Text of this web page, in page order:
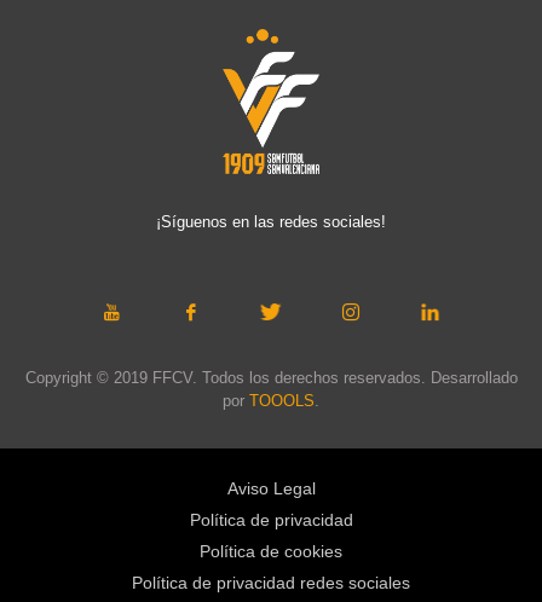
¡Síguenos en las redes sociales!
Copyright © 2019 FFCV. Todos los derechos reservados. Desarrollado
por TOOOLS
Aviso Legal
Política de privacidad
Política de cookies
Política de privacidad redes sociales